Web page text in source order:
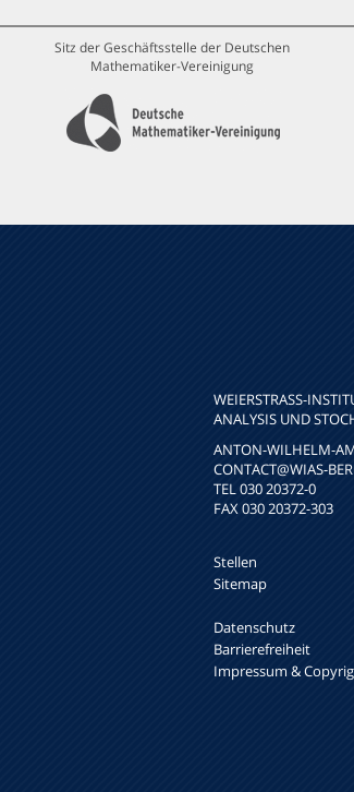
Sitz der Geschäftsstelle der Deutschen
Mathematiker-Vereinigung
WEIERSTRASS-
NALYSIS UND
ANTON-WILHELM-
CONTACT@WIAS-
TEL 030 20372-0
FAX 030 20372-303
Stellen
Sitemap
Datenschutz
Barrierefreiheit
Impressum &